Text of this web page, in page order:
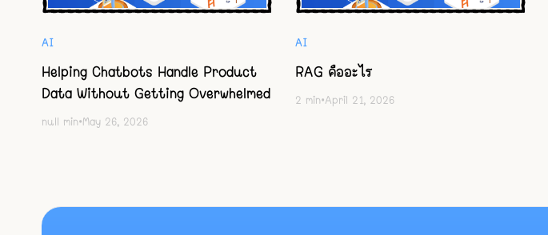
AI
Helping Chatbots Handle Product
Data Without Getting Overwhelmed
null min•May 26, 2026
AI
RAG คืออะไร
2 min•April 21, 2026